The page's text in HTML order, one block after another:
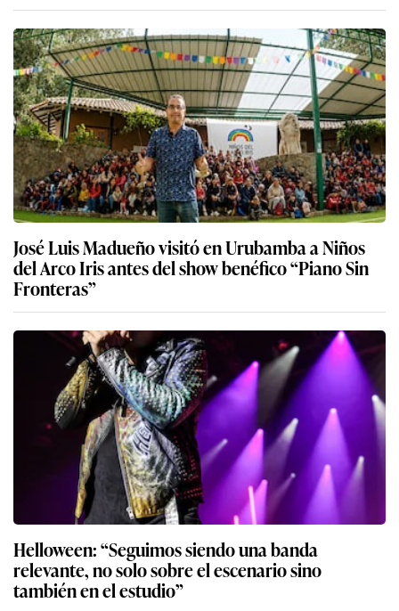
José Luis Madueño visitó en Urubamba a Niños
del Arco Iris antes del show benéfico “Piano Sin
Fronteras”
Helloween: “Seguimos siendo una banda
relevante, no solo sobre el escenario sino
también en el estudio”